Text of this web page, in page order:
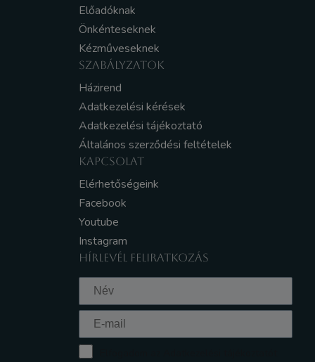
Előadóknak
Önkénteseknek
Kézműveseknek
SZABÁLYZATOK
Házirend
Adatkezelési kérések
Adatkezelési tájékoztató
Általános szerződési feltételek
KAPCSOLAT
Elérhetőségeink
Facebook
Youtube
Instagram
HÍRLEVÉL FELIRATKOZÁS